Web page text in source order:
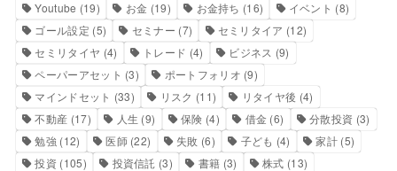
Youtube (19) お金 (19) お金持ち (16) イベント (8)
ゴール設定 (5) セミナー (7) セミリタイア (12)
セミリタイヤ (4) トレード (4) ビジネス (9)
ペーパーアセット (3) ポートフォリオ (9)
マインドセット (33) リスク (11) リタイヤ後 (4)
不動産 (17) 人生 (9) 保険 (4) 借金 (6) 分散投資 (3)
勉強 (12) 医師(22) 失敗 (6) 子ども (4) 家計(5)
投資 (105) 投資信託 (3) 書籍 (3) 株式 (13)